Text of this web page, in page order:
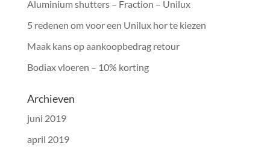
Aluminium shutters – Fraction – Unilux
5 redenen om voor een Unilux hor te kiezen
Maak kans op aankoopbedrag retour
Bodiax vloeren – 10% korting
Archieven
juni 2019
april 2019